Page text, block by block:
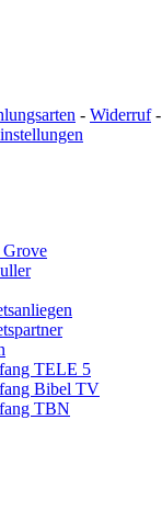
- Widerruf-
Grove
TELE 5
Bibel TV
TBN